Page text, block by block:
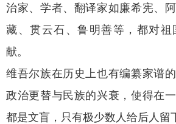
治家、学者、翻译家如廉希宪、
藏、贯云石、鲁明善等，都对
献。
维吾尔族在历史上也有编纂家谱
政治更替与民族的兴衰，使得在
都是文盲，只有极少数人给后人留